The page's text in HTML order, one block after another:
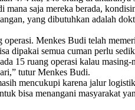
saja mereka berada,
yang dibutuhkan adalah
operasi. Menkes Budi telah
dipakai semua cuman perlu
15 ruang operasi kalau
tutur Menkes Budi.
mencukupi karena jalur
bisa menangani masyarakat